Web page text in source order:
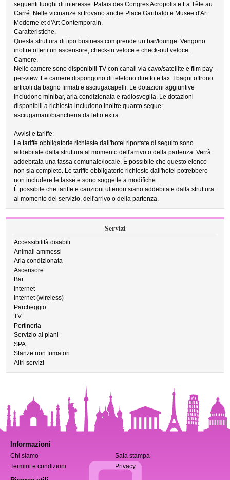
seguenti luoghi di interesse: Palais des Congres Acropolis e La Tête au
Carré. Nelle vicinanze si trovano anche Place Garibaldi e Musee d'Art
Moderne et d'Art Contemporain.
Caratteristiche.
Questa struttura di tipo business comprende un bar/lounge. Vengono
inoltre offerti un ascensore, check-in veloce e check-out veloce.
Camere.
Nelle camere sono disponibili TV con canali via cavo/satellite e film pay-
per-view. Le camere dispongono di telefono diretto e fax. I bagni offrono
articoli da bagno firmati e asciugacapelli. Le dotazioni aggiuntive
includono minibar, aria condizionata e radiosveglia. Le dotazioni
disponibili a richiesta includono inoltre quanto segue:
asciugamani/biancheria da letto extra.
Avvisi e tariffe:
Le tariffe obbligatorie richieste dall'hotel riportate di seguito sono
addebitate dalla struttura al momento dell'arrivo o della partenza. Verrà
addebitata una tassa comunale/locale. È possibile che questo elenco
non sia completo. Le tariffe obbligatorie richieste dall'hotel potrebbero
non includere le tasse e sono soggette a modifiche.
È possibile che tariffe e cauzioni ulteriori siano addebitate dalla struttura
al momento del servizio, dell'arrivo o della partenza.
Servizi
Accessibilità disabili
Animali ammessi
Aria condizionata
Ascensore
Bar
Internet
Internet (wireless)
Parcheggio
TV
Portineria
Servizio ai piani
SPA
Stanze non fumatori
Altri servizi
Informazioni
Chi siamo
Sala stampa
Termini e condizioni
Privacy